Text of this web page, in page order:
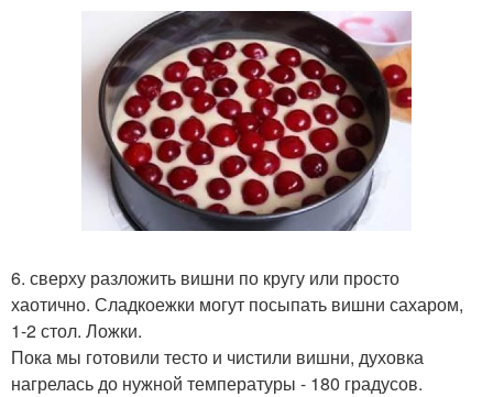
6. сверху разложить вишни по кругу или просто
хаотично. Сладкоежки могут посыпать вишни сахаром,
1-2 стол. Ложки.
Пока мы готовили тесто и чистили вишни, духовка
нагрелась до нужной температуры - 180 градусов.